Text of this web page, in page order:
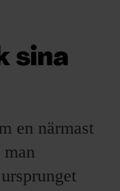
sina
en närmast